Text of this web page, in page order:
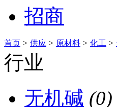
招商
首页 > 供应 > 原材料 > 化工 >
行业
无机碱 (0)